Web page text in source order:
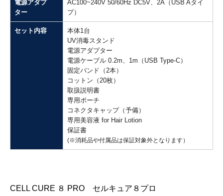
電源アダプ
ター
AC100~240V 50/60Hz DC5V、2A（USB Aタイ
プ）
セット内容
本体1台
UV消毒スタンド
電源アダプター
電源ケーブル 0.2m、1m（USB Type-C）
固定バンド（2本）
コットン（20枚）
取扱説明書
専用ポーチ
コネクタキャップ（予備）
専用美容液 for Hair Lotion
保証書
(※消耗品や付属品は保証対象外となります）
CELL CURE ８ PRO セルキュア８プロ